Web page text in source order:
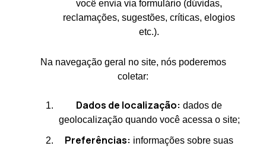
você envia via formulário (dúvidas,
reclamações, sugestões, críticas, elogios
etc.).
Na navegação geral no site, nós poderemos
coletar:
Dados de localização: dados de
geolocalização quando você acessa o site;
Preferências: informações sobre suas